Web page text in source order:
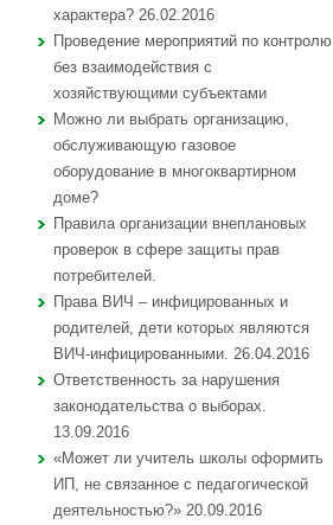
характера? 26.02.2016
Проведение мероприятий по контролю
без взаимодействия с
хозяйствующими субъектами
Можно ли выбрать организацию,
обслуживающую газовое
оборудование в многоквартирном
доме?
Правила организации внеплановых
проверок в сфере защиты прав
потребителей.
Права ВИЧ – инфицированных и
родителей, дети которых являются
ВИЧ-инфицированными. 26.04.2016
Ответственность за нарушения
законодательства о выборах.
13.09.2016
«Может ли учитель школы оформить
ИП, не связанное с педагогической
деятельностью?» 20.09.2016